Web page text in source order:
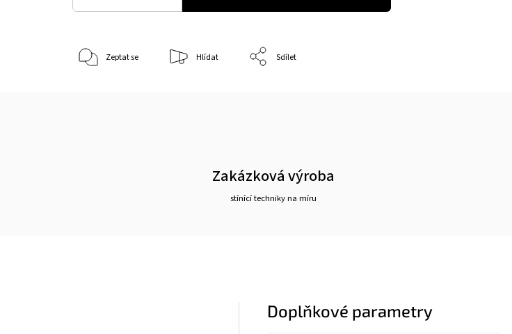
Zeptat se Hlídat Sdílet
Zakázková výroba
stínící techniky na míru
Doplňkové parametry